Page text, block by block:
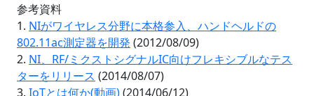
参考資料
1. NIがワイヤレス分野に本格参入、ハンドヘルドの
802.11ac測定器を開発 (2012/08/09)
2. NI、RF/ミクストシグナルIC向けフレキシブルなテス
ターをリリース (2014/08/07)
3. IoTとは何か(動画)(2014/06/12)